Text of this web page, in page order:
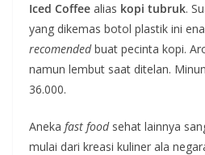
Iced Coffee alias kopi tubruk.
yang dikemas botol plastik ini
recomendedbuat pecinta kopi.
namun lembut saat ditelan.
36.000.
Aneka fast foodsehat lainnya
mulai dari kreasi kuliner ala